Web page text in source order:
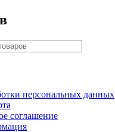
персональных данных
соглашение